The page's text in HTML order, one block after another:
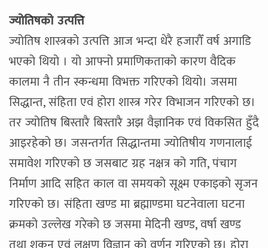
ज्योतिषको उत्पत्ति
ज्योतिष शास्त्रको उत्पत्ति आज भन्दा धेरै हजारौँ वर्ष अगाडि
भएको थियो । यो आफ्नो प्रमाणिकताको कारण वैदिक
कालमा नै तीन स्कन्धमा विभक्त गरिएको थियो। जसमा
सिद्धान्त, संहिता एवं होरा शास्त्र गरेर विभाजन गरिएको छ।
तर ज्योतिष बिस्तारै बिस्तारै अझ वैज्ञानिक एवं विकसित हुँदै
आइरहेको छ। जसन्तर्गत सिद्धान्तमा ज्योतिषीय गणनालाई
समावेश गरिएको छ जसबाट ग्रह नक्षत्र को गति, पंचाग
निर्माण आदि सहित काल वा समयको सूक्ष्म एकाइको सृजन
गरिएको छ। संहिता खण्ड मा ब्रह्माण्डमा घटनेवाला घटना
क्रमको उल्लेख गरेको छ जसमा मेदिनी खण्ड, वर्षा खण्ड